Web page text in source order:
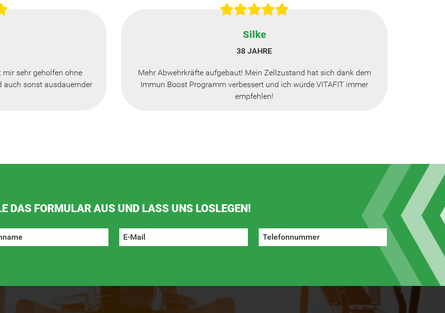
sehr geholfen ohne
auch sonst ausdauernder
Silke
38 JAHRE
Mehr Abwehrkräfte aufgebaut! Mein Zellzustand hat sich dank dem
Immun Boost Programm verbessert und ich würde VITAFIT immer
empfehlen!
DAS FORMULAR AUS UND LASS UNS LOSLEGEN!